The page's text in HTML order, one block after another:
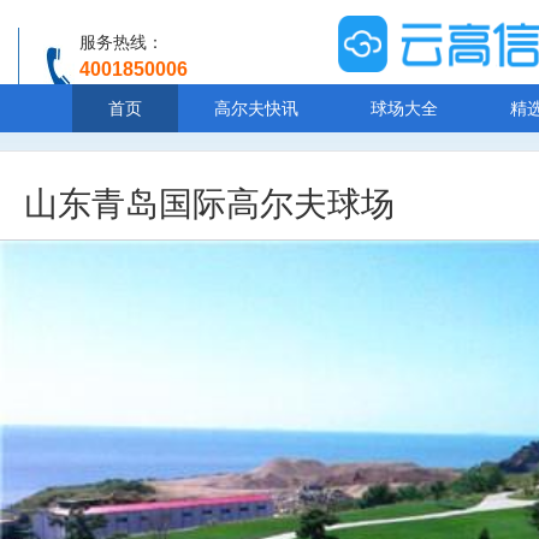
服务热线：
4001850006
首页 高尔夫快讯 球场大全 精
山东青岛国际高尔夫球场